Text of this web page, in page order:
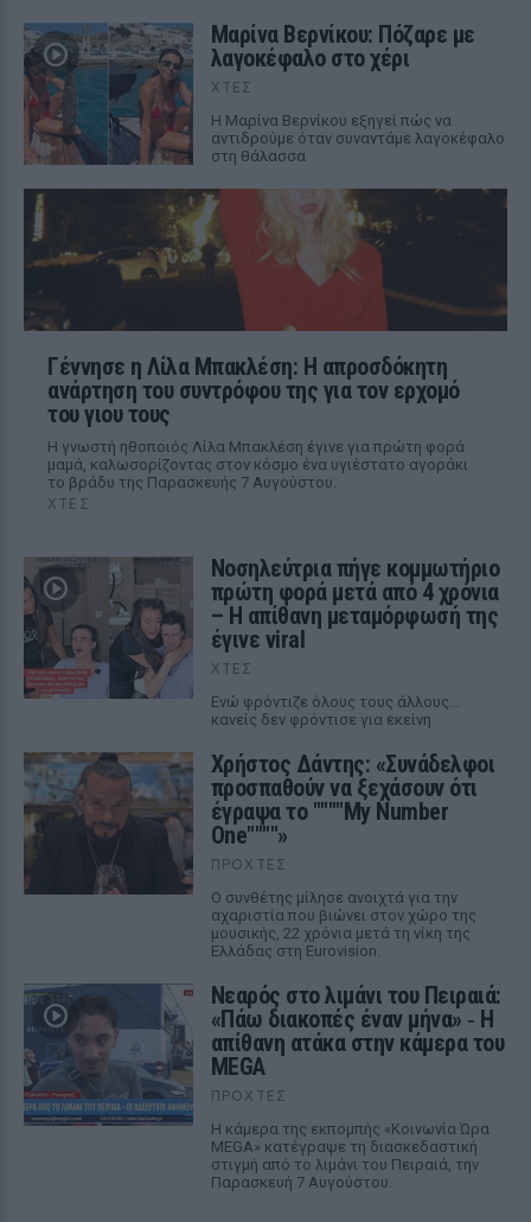
Μαρίνα Βερνίκου: Πόζαρε με
λαγοκέφαλο στο χέρι
ΧΤΕΣ
Η Μαρίνα Βερνίκου εξηγεί πώς να
αντιδρούμε όταν συναντάμε λαγοκέφαλο
στη θάλασσα
Γέννησε η Λίλα Μπακλέση: Η απροσδόκητη
ανάρτηση του συντρόφου της για τον ερχομό
του γιου τους
Η γνωστή ηθοποιός Λίλα Μπακλέση έγινε για πρώτη φορά
μαμά, καλωσορίζοντας στον κόσμο ένα υγιέστατο αγοράκι
το βράδυ της Παρασκευής 7 Αυγούστου.
ΧΤΕΣ
Νοσηλεύτρια πήγε κομμωτήριο
πρώτη φορά μετά από 4 χρόνια
– Η απίθανη μεταμόρφωσή της
έγινε viral
ΧΤΕΣ
Ενώ φρόντιζε όλους τους άλλους...
κανείς δεν φρόντισε για εκείνη
Χρήστος Δάντης: «Συνάδελφοι
προσπαθούν να ξεχάσουν ότι
έγραψα το """"My Number
One""""»
ΠΡΟΧΤΈΣ
Ο συνθέτης μίλησε ανοιχτά για την
αχαριστία που βιώνει στον χώρο της
μουσικής, 22 χρόνια μετά τη νίκη της
Ελλάδας στη Eurovision.
Νεαρός στο λιμάνι του Πειραιά:
«Πάω διακοπές έναν μήνα» ‑ Η
απίθανη ατάκα στην κάμερα του
MEGA
ΠΡΟΧΤΈΣ
Η κάμερα της εκπομπής «Κοινωνία Ώρα
MEGA» κατέγραψε τη διασκεδαστική
στιγμή από το λιμάνι του Πειραιά, την
Παρασκευή 7 Αυγούστου.